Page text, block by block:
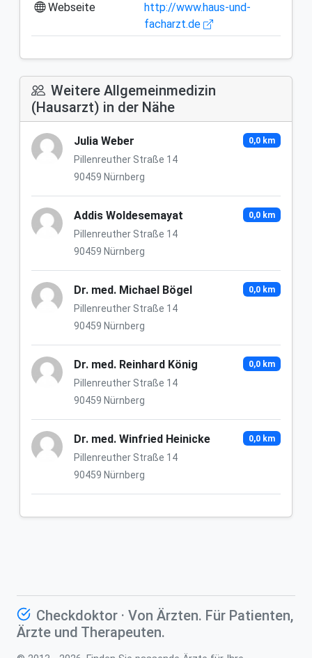
Webseite
http://www.haus-und-
facharzt.de
Weitere Allgemeinmedizin
(Hausarzt) in der Nähe
Julia Weber
Pillenreuther Straße 14
90459 Nürnberg
0,0 km
Addis Woldesemayat
Pillenreuther Straße 14
90459 Nürnberg
0,0 km
Dr. med. Michael Bögel
Pillenreuther Straße 14
90459 Nürnberg
0,0 km
Dr. med. Reinhard König
Pillenreuther Straße 14
90459 Nürnberg
0,0 km
Dr. med. Winfried Heinicke
Pillenreuther Straße 14
90459 Nürnberg
0,0 km
Checkdoktor · Von Ärzten. Für Patienten,
Ärzte und Therapeuten.